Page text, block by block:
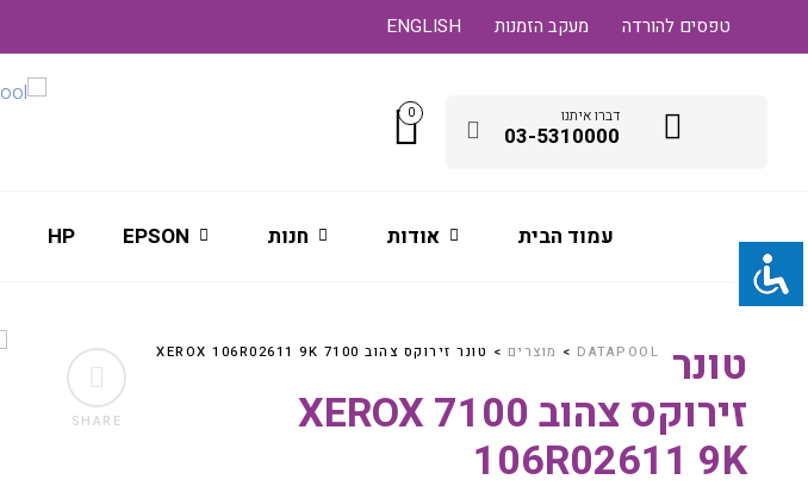
ENGLISH מעקב הזמנות טפסים להורדה
דברו איתנו
03-5310000
0
עמוד הבית אודות חנות EPSON
HP
SHARE
DATAPOOL
> מוצרים > טונר זירוקס צהוב 7100 XEROX 106R02611 9K
טונר
זירוקס צהוב 7100 XEROX
106R02611 9K